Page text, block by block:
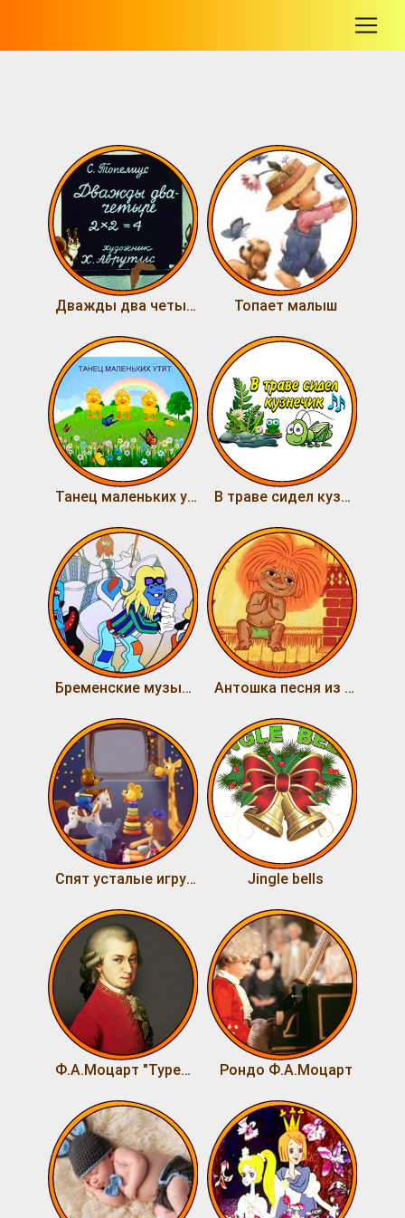
Дважды два четыре Топает малыш
Танец маленьких утят В траве сидел кузнечик
Бременские музыканты Антошка песня из м/ф
Спят усталые игрушки Jingle bells
Ф.А.Моцарт "Турецкий марш" Рондо Ф.А.Моцарт